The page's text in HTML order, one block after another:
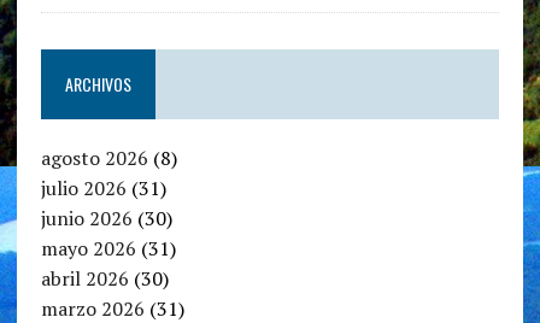
ARCHIVOS
agosto 2026 (8)
julio 2026 (31)
junio 2026 (30)
mayo 2026 (31)
abril 2026 (30)
marzo 2026 (31)